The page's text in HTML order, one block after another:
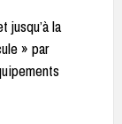
jusqu’à la
» par